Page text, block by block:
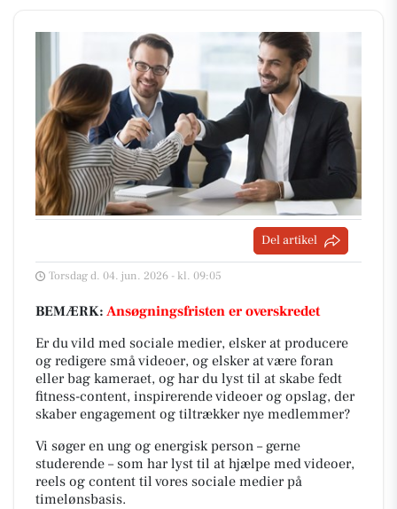
Del artikel
Torsdag d. 04. jun. 2026 - kl. 09:05
BEMÆRK: Ansøgningsfristen er overskredet
Er du vild med sociale medier, elsker at producere
og redigere små videoer, og elsker at være foran
eller bag kameraet, og har du lyst til at skabe fedt
fitness-content, inspirerende videoer og opslag, der
skaber engagement og tiltrækker nye medlemmer?
Vi søger en ung og energisk person – gerne
studerende – som har lyst til at hjælpe med videoer,
reels og content til vores sociale medier på
timelønsbasis.